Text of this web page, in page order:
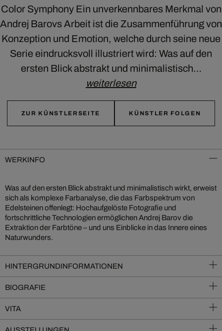
Color Symphony Ein unverkennbares Merkmal von
Andrej Barovs Arbeit ist die Zusammenführung von
Konzeption und Emotion, welche durch seine neue
Serie eindrucksvoll illustriert wird: Was auf den
ersten Blick abstrakt und minimalistisch…
weiterlesen
ZUR KÜNSTLERSEITE KÜNSTLER FOLGEN
WERKINFO
Was auf den ersten Blick abstrakt und minimalistisch wirkt, erweist
sich als komplexe Farbanalyse, die das Farbspektrum von
Edelsteinen offenlegt: Hochaufgelöste Fotografie und
fortschrittliche Technologien ermöglichen Andrej Barov die
Extraktion der Farbtöne – und uns Einblicke in das Innere eines
Naturwunders.
HINTERGRUNDINFORMATIONEN
BIOGRAFIE
VITA